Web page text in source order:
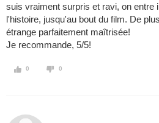
suis vraiment surpris et ravi, on entre
l'histoire, jusqu'au bout du film. De
étrange parfaitement maîtrisée!
Je recommande, 5/5!
0 0